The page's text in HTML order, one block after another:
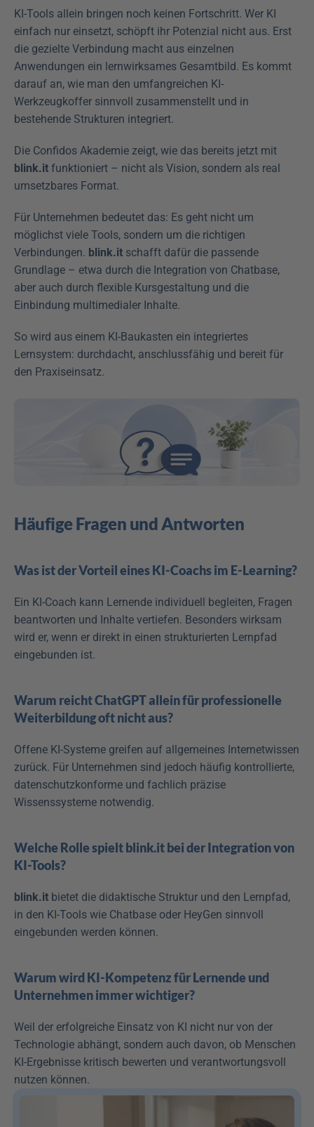
KI-Tools allein bringen noch keinen Fortschritt. Wer KI
einfach nur einsetzt, schöpft ihr Potenzial nicht aus. Erst
die gezielte Verbindung macht aus einzelnen
Anwendungen ein lernwirksames Gesamtbild. Es kommt
darauf an, wie man den umfangreichen KI-
Werkzeugkoffer sinnvoll zusammenstellt und in
bestehende Strukturen integriert.
blink.it funktioniert – nicht als Vision, sondern als real
umsetzbares Format.
Für Unternehmen bedeutet das: Es geht nicht um
möglichst viele Tools, sondern um die richtigen
Verbindungen. blink.it schafft dafür die passende
Grundlage – etwa durch die Integration von Chatbase,
aber auch durch flexible Kursgestaltung und die
Einbindung multimedialer Inhalte.
So wird aus einem KI-Baukasten ein integriertes
Lernsystem: durchdacht, anschlussfähig und bereit für
den Praxiseinsatz.
Häufige Fragen und Antworten
Was ist der Vorteil eines KI-Coachs im E-Learning?
Ein KI-Coach kann Lernende individuell begleiten, Fragen
beantworten und Inhalte vertiefen. Besonders wirksam
wird er, wenn er direkt in einen strukturierten Lernpfad
eingebunden ist.
Warum reicht ChatGPT allein für professionelle
Weiterbildung oft nicht aus?
Offene KI-Systeme greifen auf allgemeines Internetwissen
zurück. Für Unternehmen sind jedoch häufig kontrollierte,
datenschutzkonforme und fachlich präzise
Wissenssysteme notwendig.
Welche Rolle spielt blink.it bei der Integration von
KI-Tools?
blink.it bietet die didaktische Struktur und den Lernpfad,
in den KI-Tools wie Chatbase oder HeyGen sinnvoll
eingebunden werden können.
Warum wird KI-Kompetenz für Lernende und
Unternehmen immer wichtiger?
Weil der erfolgreiche Einsatz von KI nicht nur von der
Technologie abhängt, sondern auch davon, ob Menschen
KI-Ergebnisse kritisch bewerten und verantwortungsvoll
nutzen können.